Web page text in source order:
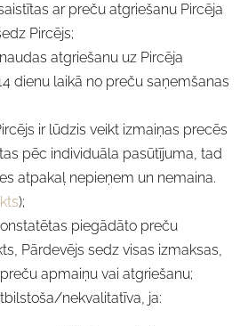
ar preču atgriešanu Pircēja
Pircējs;
atgriešanu uz Pircēja
dienu laikā no preču saņemšanas
ir lūdzis veikt izmaiņas precēs
pēc individuāla pasūtījuma, tad
atpakaļ nepieņem un nemaina.
);
piegādāto preču
Pārdevējs sedz visas izmaksas,
apmaiņu vai atgriešanu;
nekvalitatīva, ja: